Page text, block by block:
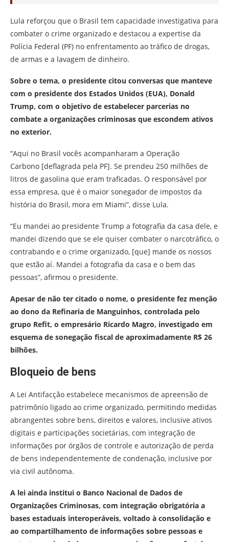
Lula reforçou que o Brasil tem capacidade investigativa para
combater o crime organizado e destacou a expertise da
Polícia Federal (PF) no enfrentamento ao tráfico de drogas,
de armas e a lavagem de dinheiro.
Sobre o tema, o presidente citou conversas que manteve
com o presidente dos Estados Unidos (EUA), Donald
Trump, com o objetivo de estabelecer parcerias no
combate a organizações criminosas que escondem ativos
no exterior.
“Aqui no Brasil vocês acompanharam a Operação
Carbono [deflagrada pela PF]. Se prendeu 250 milhões de
litros de gasolina que eram traficadas. O responsável por
essa empresa, que é o maior sonegador de impostos da
história do Brasil, mora em Miami”, disse Lula.
“Eu mandei ao presidente Trump a fotografia da casa dele, e
mandei dizendo que se ele quiser combater o narcotráfico, o
contrabando e o crime organizado, [que] mande os nossos
que estão aí. Mandei a fotografia da casa e o bem das
pessoas”, afirmou o presidente.
Apesar de não ter citado o nome, o presidente fez menção
ao dono da Refinaria de Manguinhos, controlada pelo
grupo Refit, o empresário Ricardo Magro, investigado em
esquema de sonegação fiscal de aproximadamente R$ 26
bilhões.
Bloqueio de bens
A Lei Antifacção estabelece mecanismos de apreensão de
patrimônio ligado ao crime organizado, permitindo medidas
abrangentes sobre bens, direitos e valores, inclusive ativos
digitais e participações societárias, com integração de
informações por órgãos de controle e autorização de perda
de bens independentemente de condenação, inclusive por
via civil autônoma.
A lei ainda institui o Banco Nacional de Dados de
Organizações Criminosas, com integração obrigatória a
bases estaduais interoperáveis, voltado à consolidação e
ao compartilhamento de informações sobre pessoas e